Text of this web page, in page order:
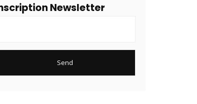
Newsletter